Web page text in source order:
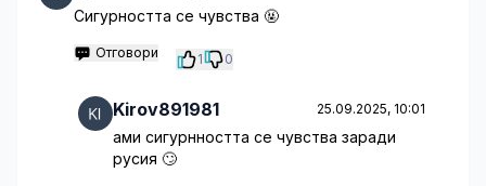
Сигурността се чувства 🤬
Отговори 1 0
Kirov891981 25.09.2025, 10:01
ами сигурнността се чувства заради
русия 🙄